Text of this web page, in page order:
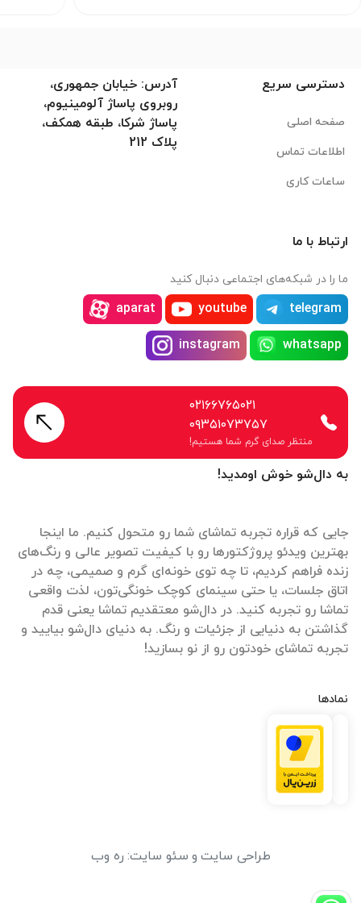
به دال‌شو خوش اومدید!
جایی که قراره تجربه تماشای شما رو متحول کنیم. ما اینجا
بهترین ویدئو پروژکتورها رو با کیفیت تصویر عالی و رنگ‌های
زنده فراهم کردیم، تا چه توی خونه‌ای گرم و صمیمی، چه در
اتاق جلسات، یا حتی سینمای کوچک خونگی‌تون، لذت واقعی
تماشا رو تجربه کنید. در دال‌شو معتقدیم تماشا یعنی قدم
گذاشتن به دنیایی از جزئیات و رنگ. به دنیای دال‌شو بیایید و
تجربه تماشای خودتون رو از نو بسازید!
نمادها
دسترسی سریع
صفحه اصلی
اطلاعات تماس
ساعات کاری
آدرس: خیابان جمهوری،
روبروی پاساژ آلومینیوم،
پاساژ شرکا، طبقه همکف،
پلاک 212
ارتباط با ما
ما را در شبکه‌های اجتماعی دنبال کنید
telegram
youtube
aparat
whatsapp
instagram
۰۲۱۶۶۷۶۵۰۲۱
۰۹۳۵۱۰۷۳۷۵۷
منتظر صدای گرم شما هستیم!
طراحی سایت و سئو سایت: ره وب